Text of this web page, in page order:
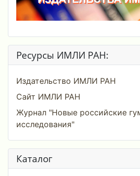
Ресурсы ИМЛИ РАН:
Издательство ИМЛИ РАН
Сайт ИМЛИ РАН
Журнал "Новые российские
исследования"
Каталог